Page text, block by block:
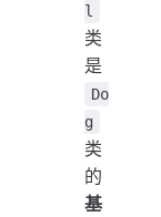
l
类
是
Do
g
类
的
基